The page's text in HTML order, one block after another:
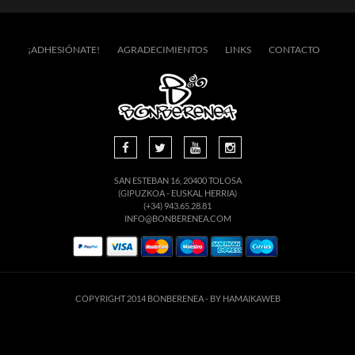
¡ADHESIÓNATE! AGRADECIMIENTOS LINKS CONTACTO
SAN ESTEBAN 16, 20400 TOLOSA
(GIPUZKOA - EUSKAL HERRIA)
(+34) 943.65.28.81
INFO@BONBERENEA.COM
COPYRIGHT 2014 BONBERENEA - BY HAMAIKAWEB